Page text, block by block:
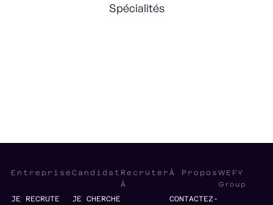
Spécialités
Entreprise
JE RECRUTE
Candidat
JE CHERCHE
Recruter
À
À Propos
CONTACTEZ-
WEFY
Group